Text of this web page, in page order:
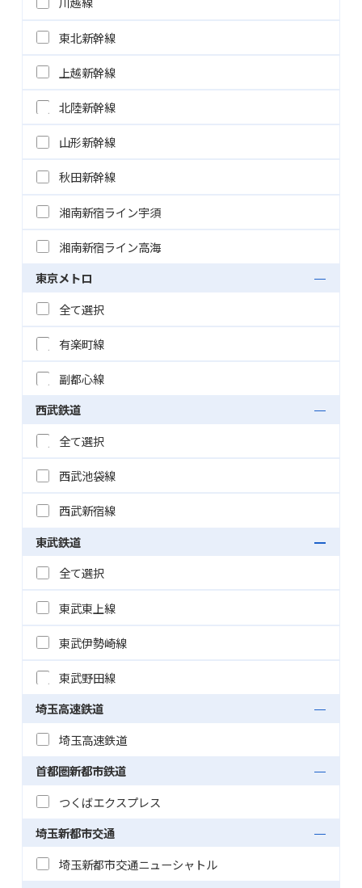
東北新幹線
上越新幹線
北陸新幹線
山形新幹線
秋田新幹線
湘南新宿ライン宇須
湘南新宿ライン高海
東京メトロ
全て選択
有楽町線
副都心線
西武鉄道
全て選択
西武池袋線
西武新宿線
東武鉄道
全て選択
東武東上線
東武伊勢崎線
東武野田線
埼玉高速鉄道
埼玉高速鉄道
首都圏新都市鉄道
つくばエクスプレス
埼玉新都市交通
埼玉新都市交通ニューシャトル